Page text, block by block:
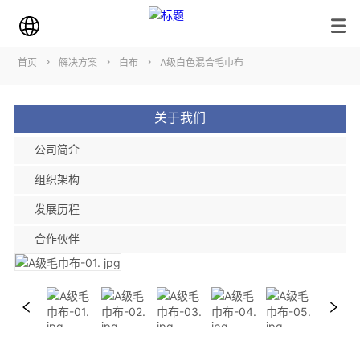
首页 > 解决方案 > 白布 > A级白色混合毛巾布
关于我们
公司简介
组织架构
发展历程
合作伙伴